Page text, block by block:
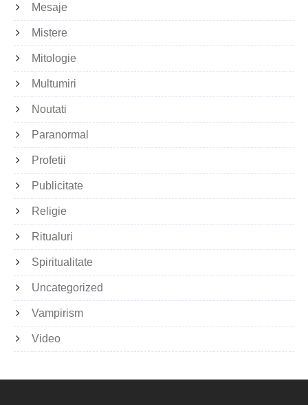
Mesaje
Mistere
Mitologie
Multumiri
Noutati
Paranormal
Profetii
Publicitate
Religie
Ritualuri
Spiritualitate
Uncategorized
Vampirism
Video